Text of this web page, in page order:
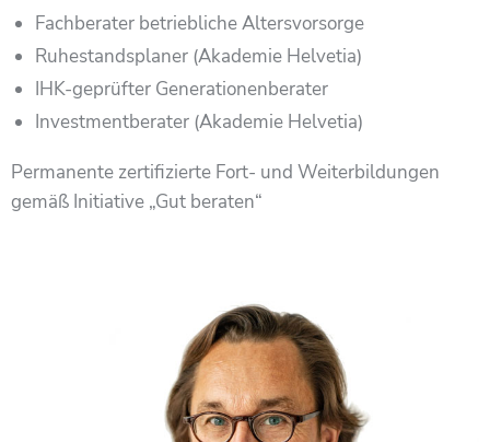
Fachberater betriebliche Altersvorsorge
Ruhestandsplaner (Akademie Helvetia)
IHK-geprüfter Generationenberater
Investmentberater (Akademie Helvetia)
Permanente zertifizierte Fort- und Weiterbildungen
gemäß Initiative „Gut beraten“